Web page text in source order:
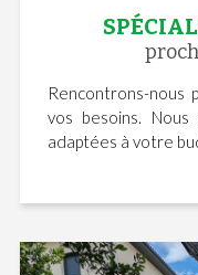
Rencontrons-nous
vos besoins.
adaptées à votre